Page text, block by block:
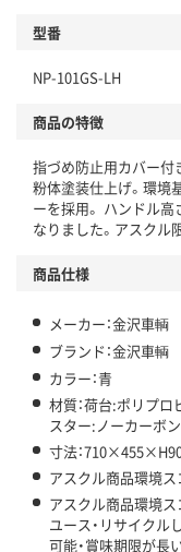
仕組
この商品の環境配慮ポ
アスクル商品環境スコ
型番
NP-101GS-LH
商品の特徴
指づめ防止用カバー付
粉体塗装仕上げ。環境
ーを採用。 ハンドル
なりました。アスクル
商品仕様
メーカー：金沢車輌
ブランド：金沢車輌
カラー：青
材質：荷台:ポリプロ
スター:ノーカーボ
寸法：
アスクル商品環境ス
アスクル商品環境ス
ユース・リサイク
可能・賞味期限が長